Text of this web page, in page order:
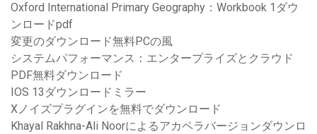
Oxford International Primary Geography：Workbook 1ダウ
ンロードpdf
変更のダウンロード無料PCの風
システムパフォーマンス：エンタープライズとクラウド
PDF無料ダウンロード
IOS 13ダウンロードミラー
Xノイズプラグインを無料でダウンロード
Khayal Rakhna-Ali Noorによるアカペラバージョンダウンロ